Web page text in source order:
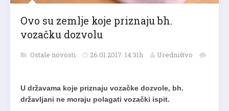
Ovo su zemlje koje priznaju bh.
vozačku dozvolu
Ostale novosti 26.01.2017. 14:31h Uredništvo
U državama koje priznaju vozačke dozvole, bh.
državljani ne moraju polagati vozački ispit.